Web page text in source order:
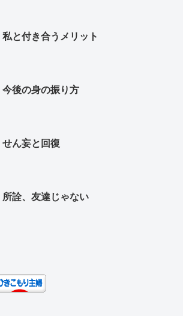
私と付き合うメリット
今後の身の振り方
せん妄と回復
所詮、友達じゃない